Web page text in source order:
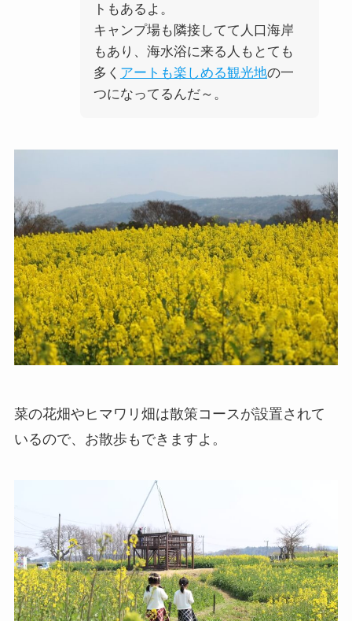
トもあるよ。
キャンプ場も隣接してて人口海岸
もあり、海水浴に来る人もとても
多く アートも楽しめる観光地の一
つになってるんだ～。
菜の花畑やヒマワリ畑は散策コースが設置されて
いるので、お散歩もできますよ。